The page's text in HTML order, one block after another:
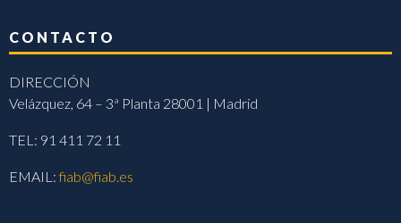
CONTACTO
DIRECCIÓN
Velázquez, 64 – 3ª Planta 28001 | Madrid
TEL: 91 411 72 11
EMAIL:fiab@fiab.es